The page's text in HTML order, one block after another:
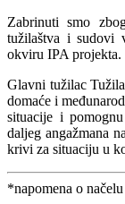
Zabrinuti smo
tužilaštva i sudovi
okviru IPA projekta.
Glavni tužilac
domaće i
situacije i
daljeg angažmana
krivi za situaciju u
*napomena o